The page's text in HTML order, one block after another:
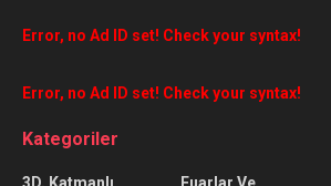
Error, no Ad ID set! Check your syntax!
Error, no Ad ID set! Check your syntax!
Kategoriler